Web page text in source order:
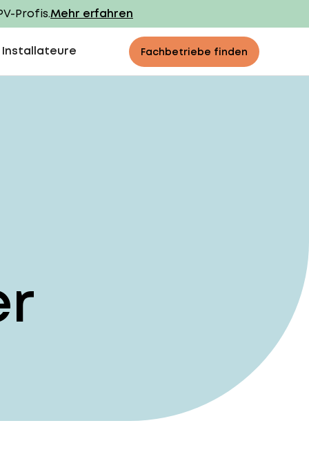
Profis.Mehr erfahren
Installateure Fachbetriebe finden